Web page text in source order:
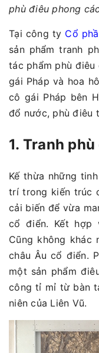
phù điêu phong
Tại công ty Cổ
sản phẩm tranh
tác phẩm phù điêu
gái Pháp và hoa
cô gái Pháp bên
đổ nước, phù điêu
1. Tranh
Kế thừa những
trí trong kiến trúc
cải biến để vừa
cổ điển. Kết hợp
Cũng không khác
châu Âu cổ điển.
một sản phẩm
công tỉ mỉ từ bàn
niên của Liên Vũ.